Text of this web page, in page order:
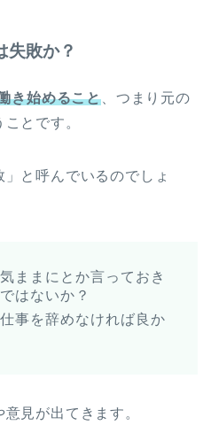
失敗か？
き始めること、つまり元の
とです。
と呼んでいるのでしょ
ままにとか言っておき
はないか？
事を辞めなければ良か
見が出てきます。